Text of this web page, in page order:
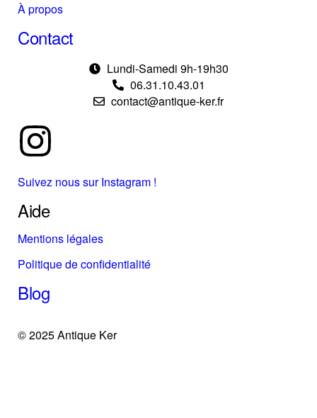
À propos
Contact
Lundi-Samedi 9h-19h30
06.31.10.43.01
contact@antique-ker.fr
Suivez nous sur Instagram !
Aide
Mentions légales
Politique de confidentialité
Blog
© 2025 Antique Ker